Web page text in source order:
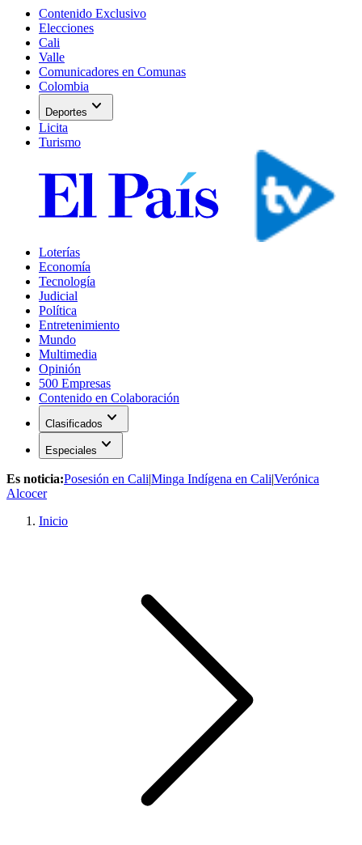
Contenido Exclusivo
Elecciones
Cali
Valle
Comunicadores en Comunas
Colombia
Deportes expand_more
Licita
Turismo
Loterías
Economía
Tecnología
Judicial
Política
Entretenimiento
Mundo
Multimedia
Opinión
500 Empresas
Contenido en Colaboración
Clasificados expand_more
Especiales expand_more
Es noticia:Posesión en Cali|Minga Indígena en Cali|Verónica
Alcocer
Inicio